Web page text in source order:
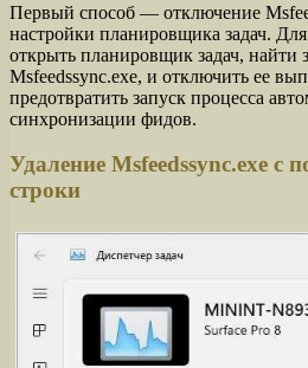
Первый способ — отключение
настройки планировщика задач.
открыть планировщик задач, найти
Msfeedssync.exe, и отключить ее
предотвратить запуск процесса
синхронизации фидов.
Удаление Msfeedssync.exe
строки